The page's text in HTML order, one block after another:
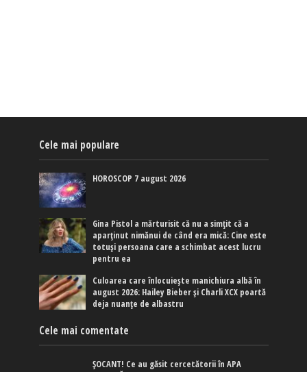
Cele mai populare
HOROSCOP 7 august 2026
Gina Pistol a mărturisit că nu a simțit că a
aparținut nimănui de când era mică: Cine este
totuși persoana care a schimbat acest lucru
pentru ea
Culoarea care înlocuiește manichiura albă în
august 2026: Hailey Bieber și Charli XCX poartă
deja nuanțe de albastru
Cele mai comentate
ȘOCANT! Ce au găsit cercetătorii în APA